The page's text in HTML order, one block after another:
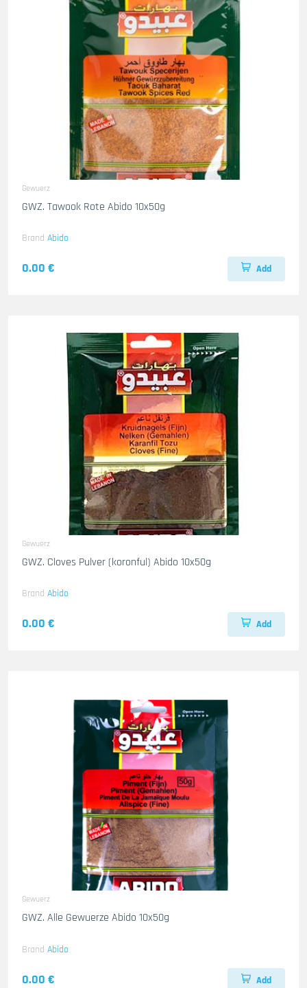
Gewuerz
GWZ. Tawook Rote Abido 10x50g
Brand Abido
0.00 € Add
Gewuerz
GWZ. Cloves Pulver (koronful) Abido 10x50g
Brand Abido
0.00 € Add
Gewuerz
GWZ. Alle Gewuerze Abido 10x50g
Brand Abido
0.00 € Add